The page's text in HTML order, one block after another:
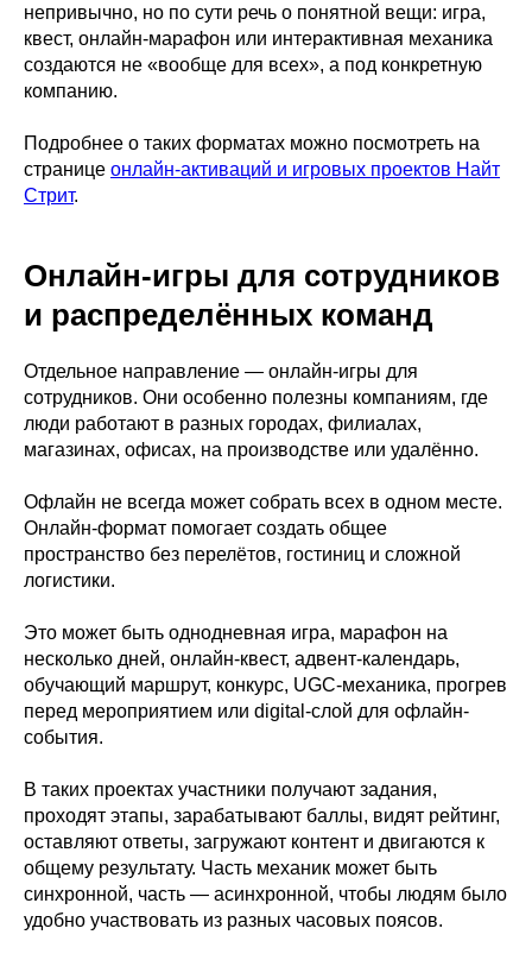
непривычно, но по сути речь о понятной вещи: игра,
квест, онлайн-марафон или интерактивная механика
создаются не «вообще для всех», а под конкретную
компанию.
Подробнее о таких форматах можно посмотреть на
странице онлайн-активаций и игровых проектов Найт
Стрит.
Онлайн-игры для сотрудников
и распределённых команд
Отдельное направление — онлайн-игры для
сотрудников. Они особенно полезны компаниям, где
люди работают в разных городах, филиалах,
магазинах, офисах, на производстве или удалённо.
Офлайн не всегда может собрать всех в одном месте.
Онлайн-формат помогает создать общее
пространство без перелётов, гостиниц и сложной
логистики.
Это может быть однодневная игра, марафон на
несколько дней, онлайн-квест, адвент-календарь,
обучающий маршрут, конкурс, UGC-механика, прогрев
перед мероприятием или digital-слой для офлайн-
события.
В таких проектах участники получают задания,
проходят этапы, зарабатывают баллы, видят рейтинг,
оставляют ответы, загружают контент и двигаются к
общему результату. Часть механик может быть
синхронной, часть — асинхронной, чтобы людям было
удобно участвовать из разных часовых поясов.